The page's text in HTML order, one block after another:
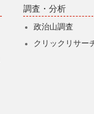
調査・分析
政治山調査
クリックリサー